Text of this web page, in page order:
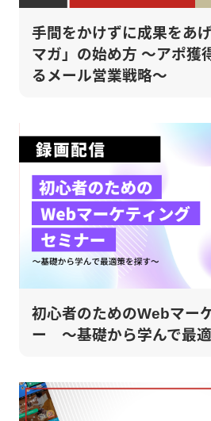
手間をかけずに成果をあ
マガ」の始め方 ～アポ獲
るメール営業戦略～
初心者のためのWebマー
ー ～基礎から学んで最